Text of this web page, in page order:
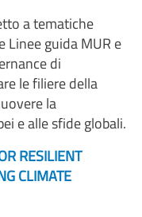
a tematiche
Linee guida MUR e
di
le filiere della
la
e alle sfide globali.
RESILIENT
CLIMATE